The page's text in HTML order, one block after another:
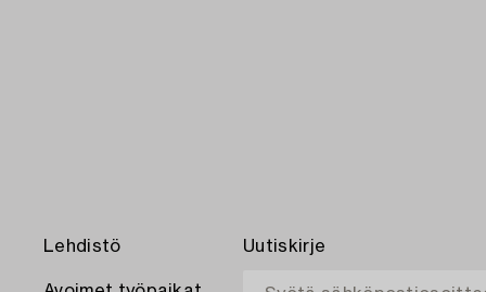
Lehdistö Uutiskirje